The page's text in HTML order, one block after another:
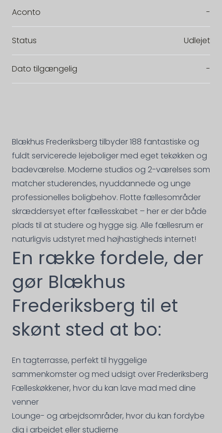
Aconto -
Status Udlejet
Dato tilgængelig -
Blækhus Frederiksberg tilbyder 188 fantastiske og
fuldt servicerede lejeboliger med eget tekøkken og
badeværelse. Moderne studios og 2-værelses som
matcher studerendes, nyuddannede og unge
professionelles boligbehov. Flotte fællesområder
skræddersyet efter fællesskabet – her er der både
plads til at studere og hygge sig. Alle fællesrum er
naturligvis udstyret med højhastigheds internet!
En række fordele, der
gør Blækhus
Frederiksberg til et
skønt sted at bo:
En tagterrasse, perfekt til hyggelige
sammenkomster og med udsigt over Frederiksberg
Fælleskøkkener, hvor du kan lave mad med dine
venner
Lounge- og arbejdsområder, hvor du kan fordybe
dig i arbejdet eller studierne